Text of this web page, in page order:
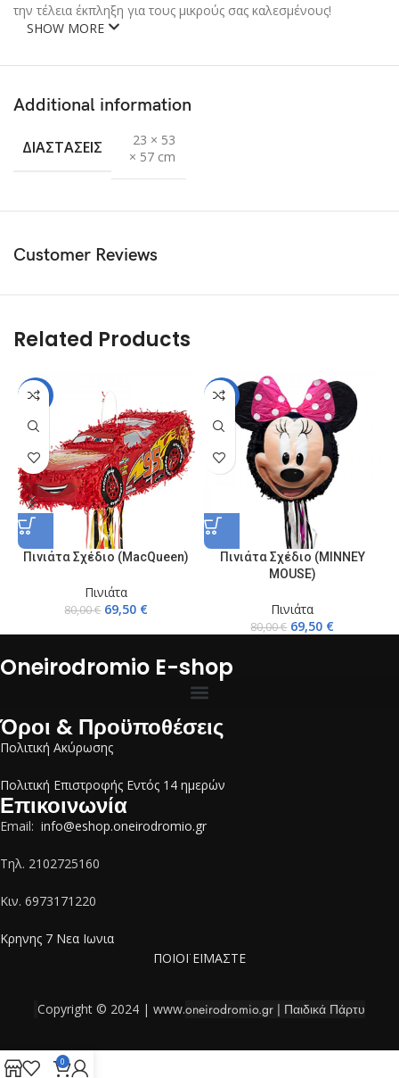
την τέλεια έκπληξη για τους μικρούς σας καλεσμένους!
SHOW MORE
Additional information
ΔΙΑΣΤΆΣΕΙΣ
23 × 53
× 57 cm
Customer Reviews
Related Products
-13%
Πινιάτα Σχέδιο (MacQueen)
Πινιάτα
80,00€ 69,50 €
-13%
Πινιάτα Σχέδιο (MINNEY
MOUSE)
Πινιάτα
80,00€ 69,50 €
Oneirodromio E-shop
Όροι & Προϋποθέσεις
Πολιτική Ακύρωσης
Πολιτική Επιστροφής Εντός 14 ημερών
Επικοινωνία
Email: info@eshop.oneirodromio.gr
Tηλ. 2102725160
Κιν. 6973171220
Κρηνης 7 Νεα Ιωνια
ΠΟΙΟΪ ΕΪΜΑΣΤΕ
Copyright © 2024 | www.oneirodromio.gr | Παιδικά Πάρτυ
0